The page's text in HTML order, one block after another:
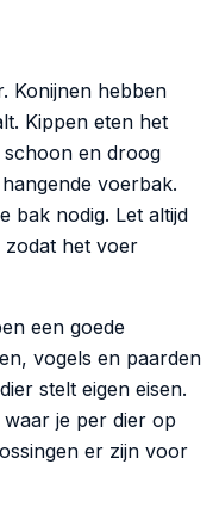
Konijnen hebben
Kippen eten het
en droog
voerbak.
bak nodig. Let altijd
zodat het voer
een goede
vogels en paarden
stelt eigen eisen.
waar je per dier op
er zijn voor